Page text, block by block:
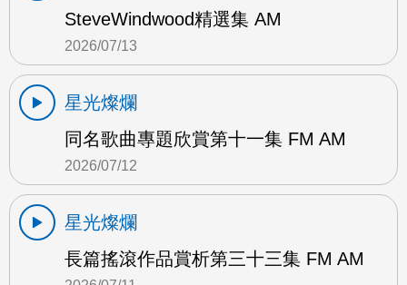
SteveWindwood精選集 AM
2026/07/13
星光燦爛
同名歌曲專題欣賞第十一集 FM AM
2026/07/12
星光燦爛
長篇搖滾作品賞析第三十三集 FM AM